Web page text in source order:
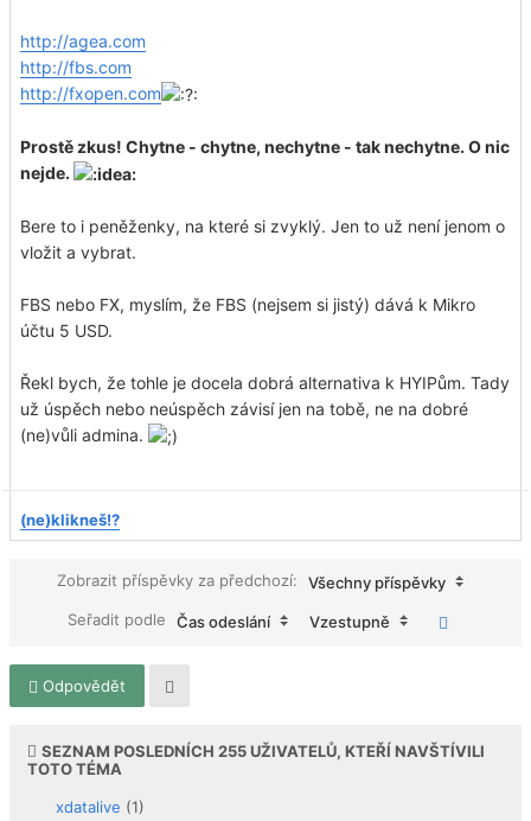
http://agea.com
http://fbs.com
http://fxopen.com
Prostě zkus! Chytne - chytne, nechytne - tak nechytne. O nic
nejde.
Bere to i peněženky, na které si zvyklý. Jen to už není jenom o
vložit a vybrat.
FBS nebo FX, myslím, že FBS (nejsem si jistý) dává k Mikro
účtu 5 USD.
Řekl bych, že tohle je docela dobrá alternativa k HYIPům. Tady
už úspěch nebo neúspěch závisí jen na tobě, ne na dobré
(ne)vůli admina.
(ne)klikneš!?
Zobrazit příspěvky za předchozí:
Všechny příspěvky
Seřadit podle
Čas odeslání Vzestupně
Odpovědět
SEZNAM POSLEDNÍCH 255UŽIVATELŮ, KTEŘÍ NAVŠTÍVILI
TOTO TÉMA
xdatalive (1)